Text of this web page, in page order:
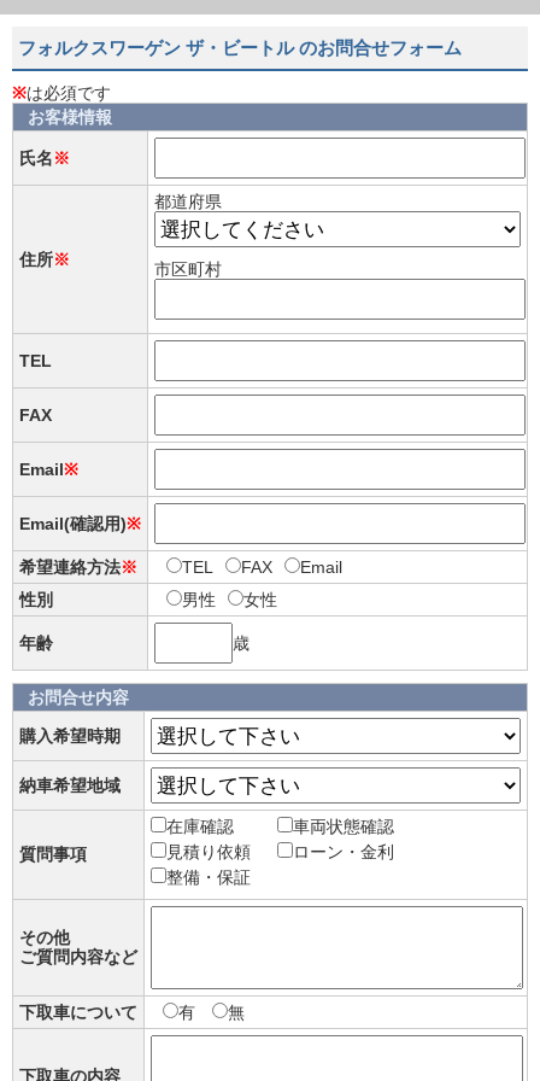
フォルクスワーゲン ザ・ビートル のお問合せフォーム
※は必須です
お客様情報
氏名※
住所※
都道府県
市区町村
TEL
FAX
Email※
Email(確認用)※
希望連絡方法※ TEL FAX
Email
性別
男性 女性
年齢 歳
お問合せ内容
購入希望時期
納車希望地域
質問事項
在庫確認
車両状態確認
見積り依頼
ローン・金利
整備・保証
その他
ご質問内容など
下取車について 有 無
下取車の内容